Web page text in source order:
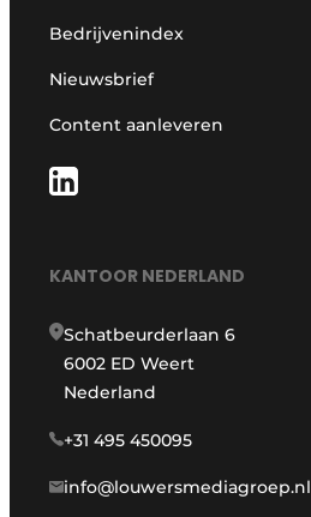
Bedrijvenindex
Nieuwsbrief
Content aanleveren
KANTOOR NEDERLAND
Schatbeurderlaan 6
6002 ED Weert
Nederland
+31 495 450095
info@louwersmediagroep.nl